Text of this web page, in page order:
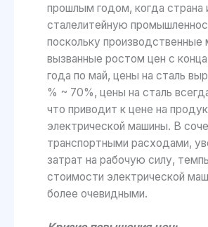
прошлым годом, когда страна
сталелитейную
поскольку
вызванные ростом цен с
года по май, цены на сталь
% ~ 70%, цены на сталь
что приводит к цене на
электрической машины. В
транспортными расходами,
затрат на рабочую силу,
стоимости электрической
более очевидными.